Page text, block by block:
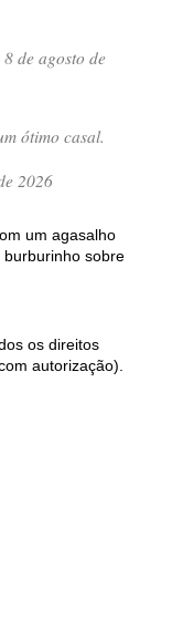
de agosto de
ótimo casal.
2026
um agasalho
sobre
os direitos
autorização).